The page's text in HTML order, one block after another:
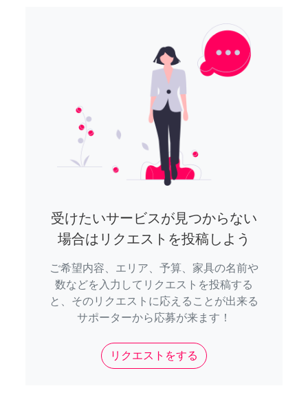
受けたいサービスが見つからない
場合はリクエストを投稿しよう
ご希望内容、エリア、予算、家具の名前や
数などを入力してリクエストを投稿する
と、そのリクエストに応えることが出来る
サポーターから応募が来ます！
リクエストをする